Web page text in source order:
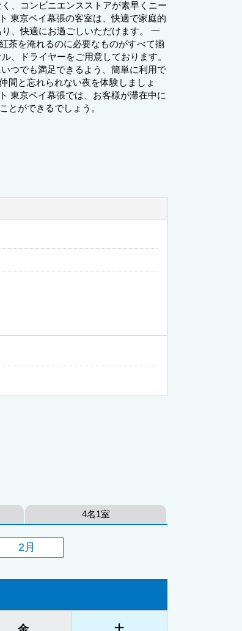
、コンビニエンスストアが素早くニー
東京ベイ幕張の客室は、快適で家庭的
、快適にお過ごしいただけます。 一
茶を淹れるのに必要なものがすべて揃
、ドライヤーをご用意しております。
つでも満足できるよう、簡単に利用で
間と忘れられない夜を体験しましょ
東京ベイ幕張では、お客様が滞在中に
とができるでしょう。
4名1室
2月